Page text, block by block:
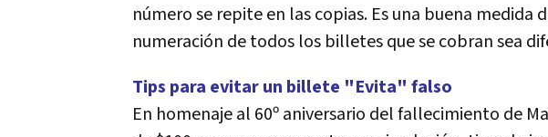
número se repite en las copias. Es una buena
numeración de todos los billetes que se cobran sea
Tips para evitar un billete "Evita" falso
En homenaje al 60º aniversario del fallecimiento de